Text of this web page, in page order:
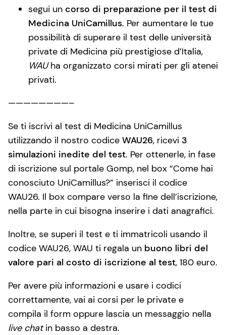
segui un corso di preparazione per il test di
Medicina UniCamillus. Per aumentare le tue
possibilità di superare il test delle università
private di Medicina più prestigiose d’Italia,
WAUha organizzato corsi mirati per gli atenei
privati.
————————–
Se ti iscrivi al test di Medicina UniCamillus
utilizzando il nostro codice WAU26, ricevi 3
simulazioni inedite del test. Per ottenerle, in fase
di iscrizione sul portale Gomp, nel box “Come hai
conosciuto UniCamillus?” inserisci il codice
WAU26. Il box compare verso la fine dell’iscrizione,
nella parte in cui bisogna inserire i dati anagrafici.
Inoltre, se superi il test e ti immatricoli usando il
codice WAU26, WAU ti regala un buono libri del
valore pari al costo di iscrizione al test, 180 euro.
Per avere più informazioni e usare i codici
correttamente, vai ai corsi per le private e
compila il form oppure lascia un messaggio nella
live chatin basso a destra.